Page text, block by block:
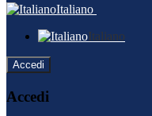
Italiano
Italiano
Accedi
Accedi